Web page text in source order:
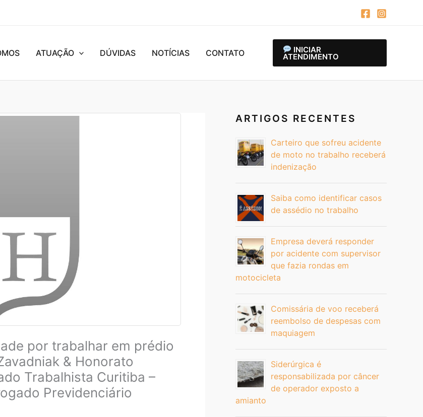
ATUAÇÃO DÚVIDAS NOTÍCIAS CONTATO INICIAR
ATENDIMENTO
por trabalhar em prédio
& Honorato
Trabalhista Curitiba –
Previdenciário
ARTIGOS RECENTES
Carteiro que sofreu acidente
de moto no trabalho receberá
indenização
Saiba como identificar casos
de assédio no trabalho
Empresa deverá responder
por acidente com supervisor
que fazia rondas em
motocicleta
Comissária de voo receberá
reembolso de despesas com
maquiagem
Siderúrgica é
responsabilizada por câncer
de operador exposto a
amianto